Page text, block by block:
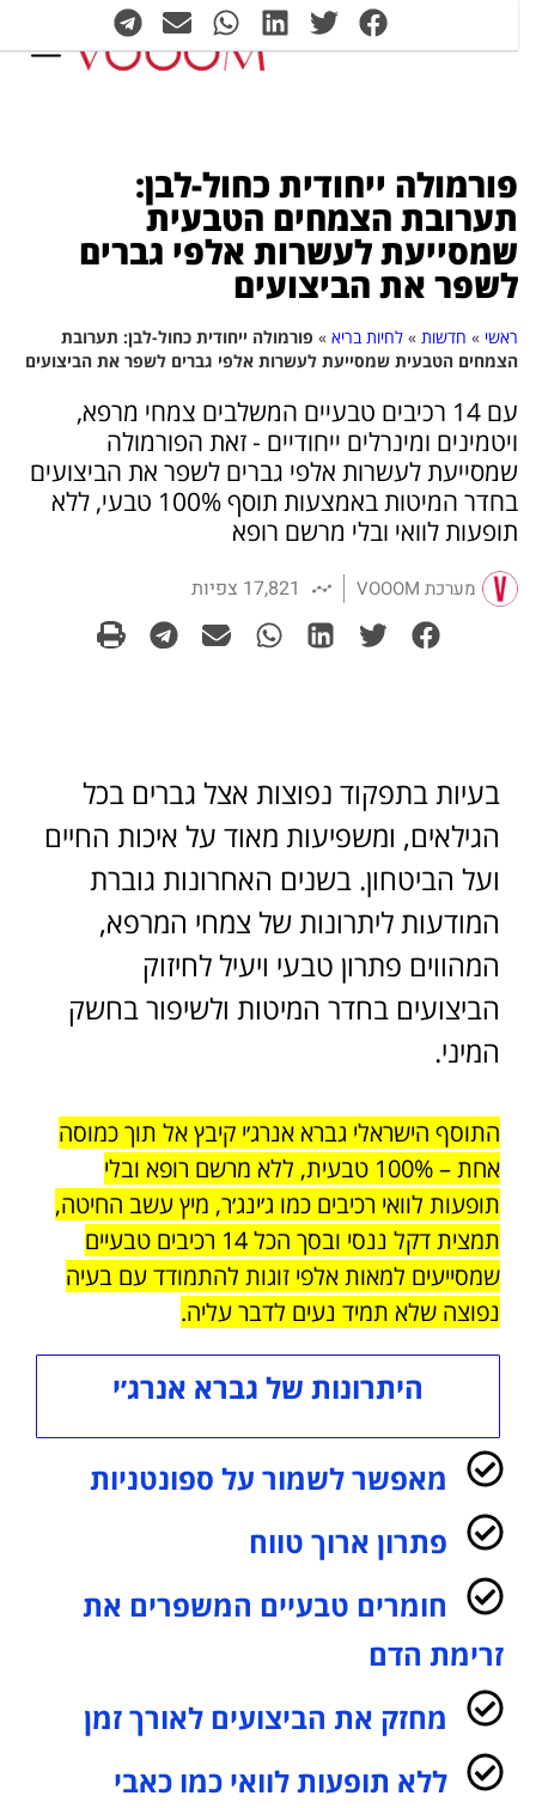
פורמולה ייחודית כחול-לבן:
תערובת הצמחים הטבעית
שמסייעת לעשרות אלפי גברים
לשפר את הביצועים
ראשי » חדשות » לחיות בריא » פורמולה ייחודית כחול-לבן: תערובת
הצמחים הטבעית שמסייעת לעשרות אלפי גברים לשפר את הביצועים
עם 14 רכיבים טבעיים המשלבים צמחי מרפא,
ויטמינים ומינרלים ייחודיים - זאת הפורמולה
שמסייעת לעשרות אלפי גברים לשפר את הביצועים
בחדר המיטות באמצעות תוסף 100% טבעי, ללא
תופעות לוואי ובלי מרשם רופא
מערכת VOOOM 17,821 צפיות
בעיות בתפקוד נפוצות אצל גברים בכל
הגילאים, ומשפיעות מאוד על איכות החיים
ועל הביטחון. בשנים האחרונות גוברת
המודעות ליתרונות של צמחי המרפא,
המהווים פתרון טבעי ויעיל לחיזוק
הביצועים בחדר המיטות ולשיפור בחשק
המיני.
התוסף הישראלי גברא אנרג׳י קיבץ אל תוך כמוסה
אחת – 100% טבעית, ללא מרשם רופא ובלי
תופעות לוואי רכיבים כמו ג׳ינג׳ר, מיץ עשב החיטה,
תמצית דקל ננסי ובסך הכל 14 רכיבים טבעיים
שמסייעים למאות אלפי זוגות להתמודד עם בעיה
נפוצה שלא תמיד נעים לדבר עליה.
היתרונות של גברא אנרג׳י
מאפשר לשמור על ספונטניות
פתרון ארוך טווח
חומרים טבעיים המשפרים את
זרימת הדם
מחזק את הביצועים לאורך זמן
ללא תופעות לוואי כמו כאבי